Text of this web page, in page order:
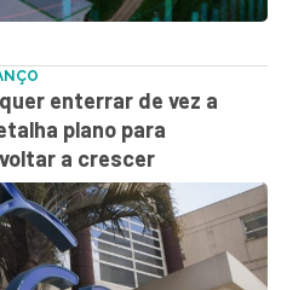
enterrar de vez a
plano para
a crescer